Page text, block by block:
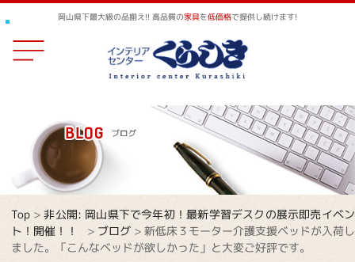
岡山県下最大級の品揃え!! 高品質の家具を低価格で提供し続けます!
Top >非公開: 岡山県下で今年初！最新学習デスクの展示即売イベン
ト！開催！！
> ブログ > 新低床３モーター介護支援ベッドが入荷し
ました。「こんなベッドが欲しかった」と大変ご好評です。